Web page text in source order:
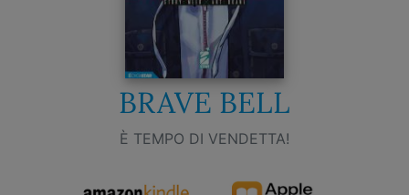
BRAVE BELL
È TEMPO DI VENDETTA!